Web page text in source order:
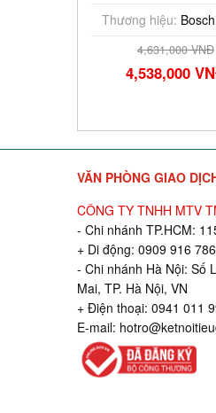
Thương hiệu:Bosch
4,631,000 VNĐ
4,538,000 VNĐ
VĂN PHÒNG GIAO
CÔNG TY TNHH MTV
- Chi nhánh TP.HCM:
+ Di động: 0909 916 786
- Chi nhánh Hà Nội: Số
Mai, TP. Hà Nội, VN
+ Điện thoại: 0941 011
E-mail: